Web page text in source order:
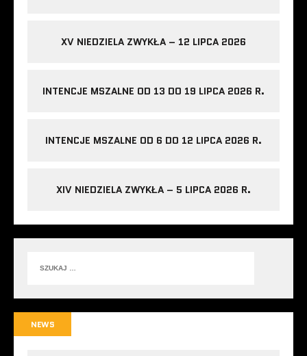
XV NIEDZIELA ZWYKŁA – 12 LIPCA 2026
INTENCJE MSZALNE OD 13 DO 19 LIPCA 2026 R.
INTENCJE MSZALNE OD 6 DO 12 LIPCA 2026 R.
XIV NIEDZIELA ZWYKŁA – 5 LIPCA 2026 R.
NEWS